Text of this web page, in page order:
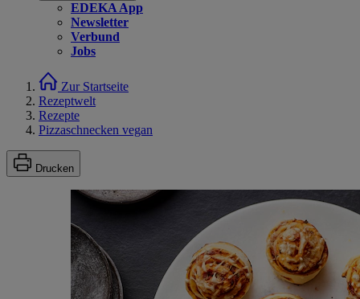
EDEKA App
Newsletter
Verbund
Jobs
Zur Startseite
Rezeptwelt
Rezepte
Pizzaschnecken vegan
Drucken